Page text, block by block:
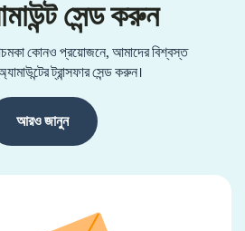
সেন্ড করুন
কোনও প্রয়োজনে, আমাদের বিশ্বস্ত
ট্রান্সফার সেন্ড করুন।
আরও জানুন